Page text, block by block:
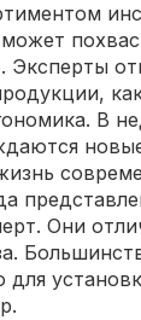
Эксперты
В
Они
для